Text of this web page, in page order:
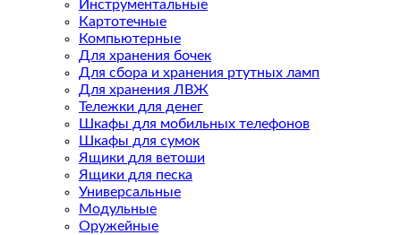
Инструментальные
Картотечные
Компьютерные
Для хранения бочек
Для сбора и хранения ртутных ламп
Для хранения ЛВЖ
Тележки для денег
Шкафы для мобильных телефонов
Шкафы для сумок
Ящики для ветоши
Ящики для песка
Универсальные
Модульные
Оружейные